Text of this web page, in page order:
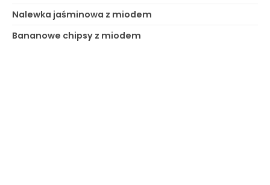
Nalewka jaśminowa z miodem
Bananowe chipsy z miodem